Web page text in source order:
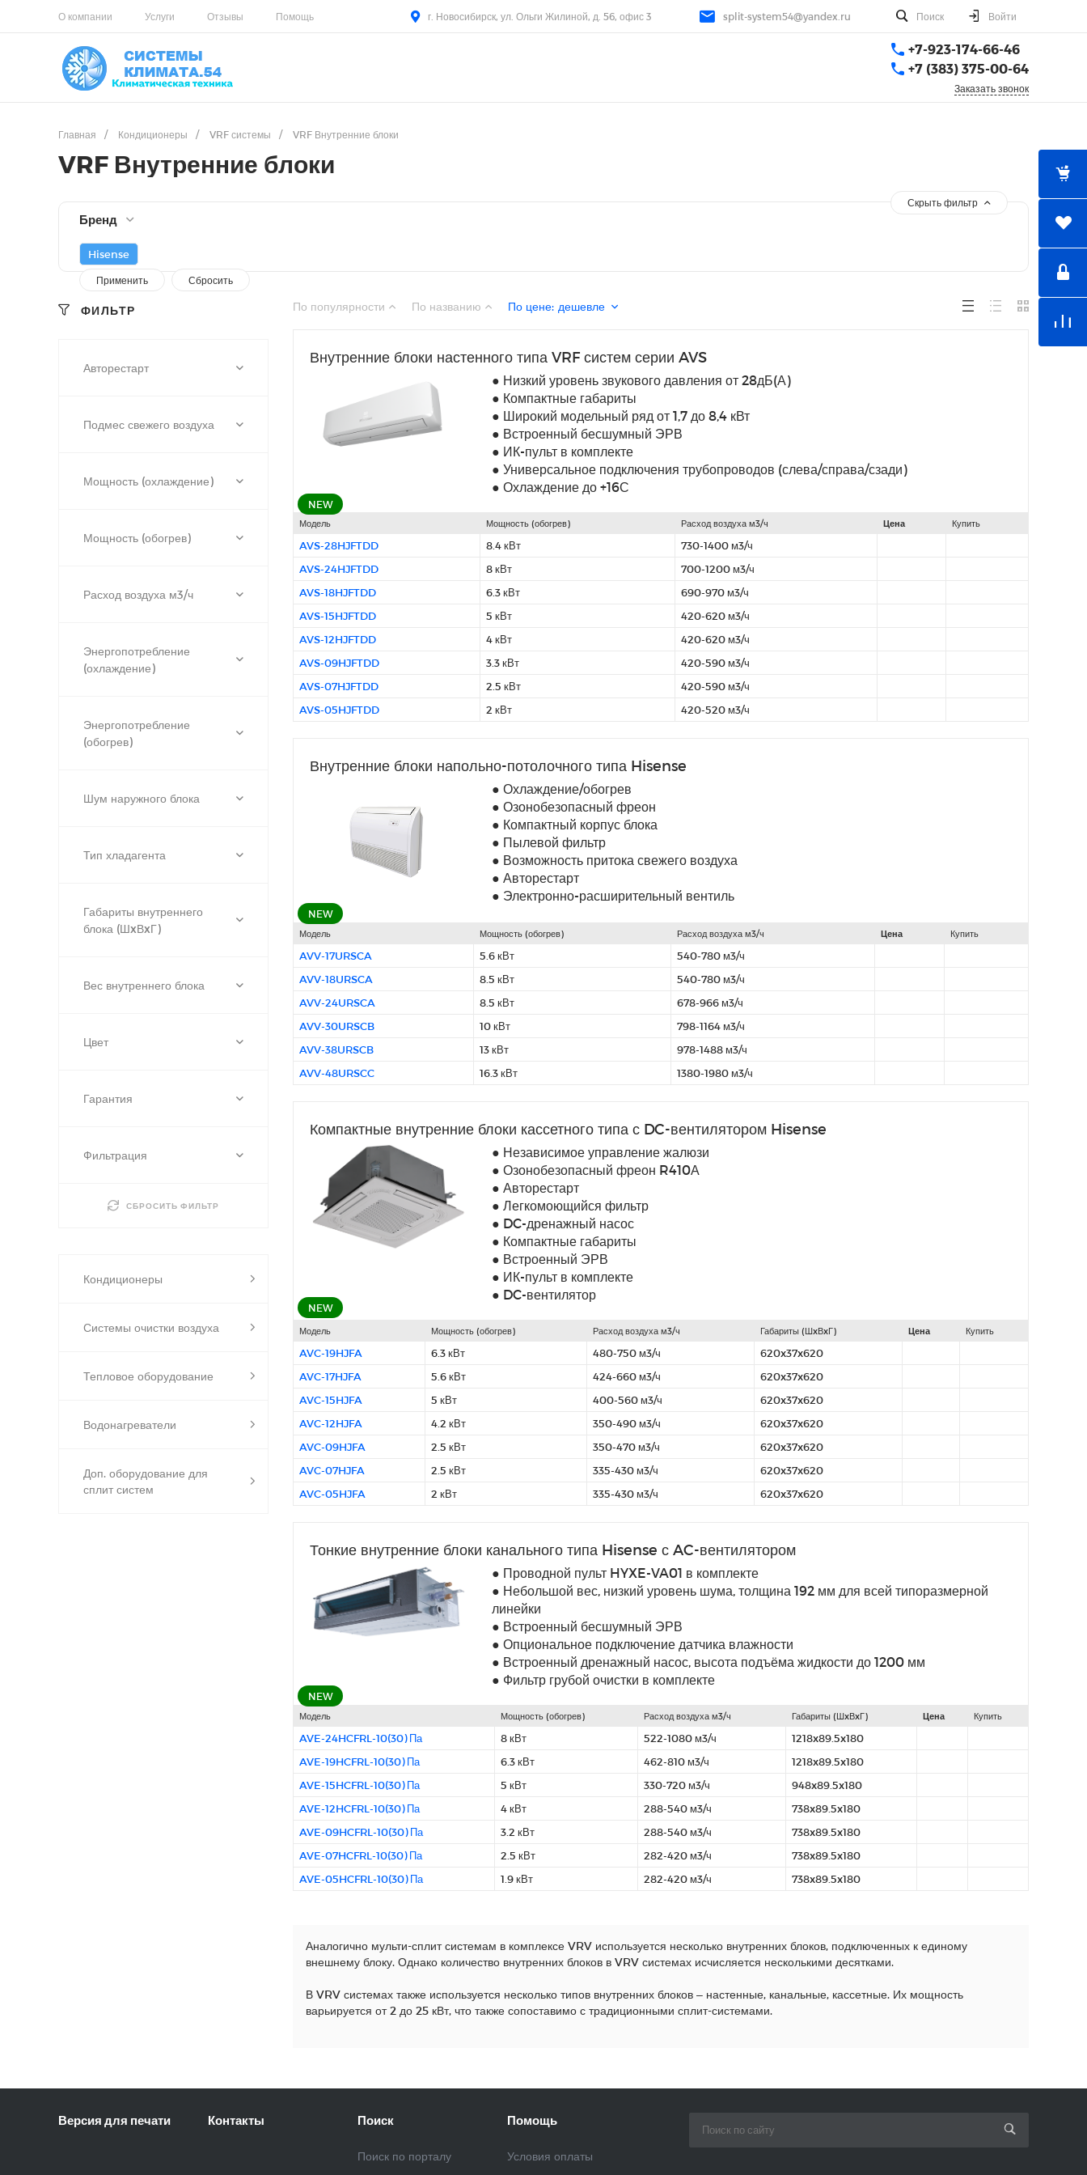
О компании Услуги Отзывы Помощь г. Новосибирск, ул. Ольги Жилиной, д. 56, офис 3 split-system54@yandex.ru Поиск Войти
+7-923-174-66-46
+7 (383) 375-00-64
Заказать звонок
Главная / Кондиционеры / VRF системы / VRF Внутренние блоки
VRF Внутренние блоки
Скрыть фильтр
Бренд
Hisense
ФИЛЬТР
Авторестарт
Подмес свежего воздуха
Мощность (охлаждение)
Мощность (обогрев)
Расход воздуха м3/ч
Энергопотребление
(охлаждение)
Энергопотребление
(обогрев)
Шум наружного блока
Тип хладагента
Габариты внутреннего
блока (ШxВxГ)
Вес внутреннего блока
Цвет
Гарантия
Фильтрация
СБРОСИТЬ ФИЛЬТР
Кондиционеры
Системы очистки воздуха
Тепловое оборудование
Водонагреватели
Доп. оборудование для
сплит систем
По популярности По названию По цене: дешевле
Внутренние блоки настенного типа VRF систем серии AVS
NEW
● Низкий уровень звукового давления от 28дБ(А)
● Компактные габариты
● Широкий модельный ряд от 1,7 до 8,4 кВт
● Встроенный бесшумный ЭРВ
● ИК-пульт в комплекте
● Универсальное подключения трубопроводов (слева/справа/сзади)
● Охлаждение до +16С
Модель Мощность (обогрев) Расход воздуха м3/ч Цена Купить
AVS-28HJFTDD 8.4 кВт
730-1400 м3/ч
AVS-24HJFTDD
8 кВт
700-1200 м3/ч
AVS-18HJFTDD
6.3 кВт
690-970 м3/ч
AVS-15HJFTDD
5 кВт
420-620 м3/ч
AVS-12HJFTDD
4 кВт
420-620 м3/ч
AVS-09HJFTDD
3.3 кВт
420-590 м3/ч
AVS-07HJFTDD
2.5 кВт
420-590 м3/ч
AVS-05HJFTDD
2 кВт 420-520 м3/ч
Внутренние блоки напольно-потолочного типа Hisense
NEW
● Охлаждение/обогрев
● Озонобезопасный фреон
● Компактный корпус блока
● Пылевой фильтр
● Возможность притока свежего воздуха
● Авторестарт
● Электронно-расширительный вентиль
Модель Мощность (обогрев) Расход воздуха м3/ч Цена Купить
AVV-17URSCA 5.6 кВт
540-780 м3/ч
AVV-18URSCA
8.5 кВт
540-780 м3/ч
AVV-24URSCA
8.5 кВт
678-966 м3/ч
AVV-30URSCB
10 кВт
798-1164 м3/ч
AVV-38URSCB
13 кВт
978-1488 м3/ч
AVV-48URSCC
16.3 кВт 1380-1980 м3/ч
Компактные внутренние блоки кассетного типа с DC-вентилятором Hisense
NEW
● Независимое управление жалюзи
● Озонобезопасный фреон R410А
● Авторестарт
● Легкомоющийся фильтр
● DC-дренажный насос
● Компактные габариты
● Встроенный ЭРВ
● ИК-пульт в комплекте
● DC-вентилятор
Модель Мощность (обогрев) Расход воздуха м3/ч Габариты (ШxВxГ) Цена Купить
AVC-19HJFA 6.3 кВт 480-750 м3/ч
620x37x620
AVC-17HJFA
5.6 кВт 424-660 м3/ч
620x37x620
AVC-15HJFA
5 кВт 400-560 м3/ч
620x37x620
AVC-12HJFA
4.2 кВт 350-490 м3/ч
620x37x620
AVC-09HJFA
2.5 кВт 350-470 м3/ч
620x37x620
AVC-07HJFA
2.5 кВт 335-430 м3/ч
620x37x620
AVC-05HJFA
2 кВт 335-430 м3/ч 620x37x620
Тонкие внутренние блоки канального типа Hisense с AC-вентилятором
NEW
● Проводной пульт HYXE-VA01 в комплекте
● Небольшой вес, низкий уровень шума, толщина 192 мм для всей типоразмерной
линейки
● Встроенный бесшумный ЭРВ
● Опциональное подключение датчика влажности
● Встроенный дренажный насос, высота подъёма жидкости до 1200 мм
● Фильтр грубой очистки в комплекте
Модель Мощность (обогрев) Расход воздуха м3/ч Габариты (ШxВxГ) Цена Купить
AVE-24HCFRL-10(30) Па 8 кВт 522-1080 м3/ч
1218x89.5x180
AVE-19HCFRL-10(30) Па
6.3 кВт 462-810 м3/ч
1218x89.5x180
AVE-15HCFRL-10(30) Па
5 кВт 330-720 м3/ч
948x89.5x180
AVE-12HCFRL-10(30) Па
4 кВт 288-540 м3/ч
738x89.5x180
AVE-09HCFRL-10(30) Па
3.2 кВт 288-540 м3/ч
738x89.5x180
AVE-07HCFRL-10(30) Па
2.5 кВт 282-420 м3/ч
738x89.5x180
AVE-05HCFRL-10(30) Па
1.9 кВт 282-420 м3/ч 738x89.5x180
Аналогично мульти-сплит системам в комплексе VRV используется несколько внутренних блоков, подключенных к единому
внешнему блоку. Однако количество внутренних блоков в VRV системах исчисляется несколькими десятками.
В VRV системах также используется несколько типов внутренних блоков – настенные, канальные, кассетные. Их мощность
варьируется от 2 до 25 кВт, что также сопоставимо с традиционными сплит-системами.
Версия для печати Контакты Поиск
Поиск по порталу
Помощь
Условия оплаты